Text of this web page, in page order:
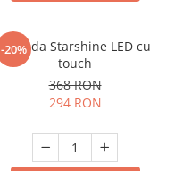
-20%
Oglinda Starshine LED cu
touch
368 RON
294 RON